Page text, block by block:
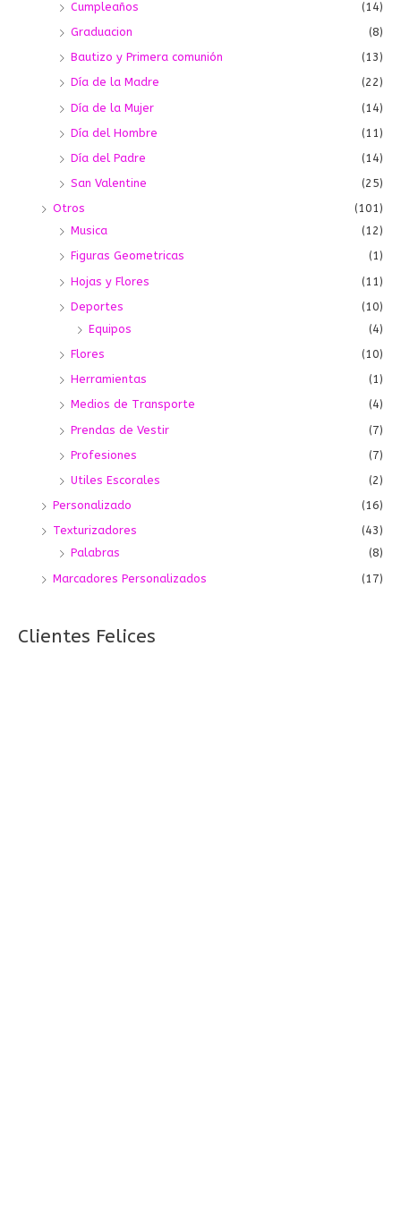
Cumpleaños
(14)
Graduacion
(8)
Bautizo y Primera comunión
(13)
Día de la Madre
(22)
Día de la Mujer
(14)
Día del Hombre
(11)
Día del Padre
(14)
San Valentine
(25)
Otros
(101)
Musica
(12)
Figuras Geometricas
(1)
Hojas y Flores
(11)
Deportes
(10)
Equipos
(4)
Flores
(10)
Herramientas
(1)
Medios de Transporte
(4)
Prendas de Vestir
(7)
Profesiones
(7)
Utiles Escorales
(2)
Personalizado
(16)
Texturizadores
(43)
Palabras
(8)
Marcadores Personalizados
(17)
Clientes Felices